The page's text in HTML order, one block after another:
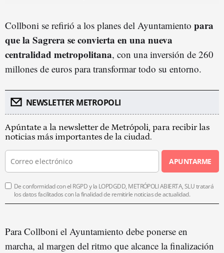
Collboni se refirió a los planes del Ayuntamiento para
que la Sagrera se convierta en una nueva
centralidad metropolitana, con una inversión de 260
millones de euros para transformar todo su entorno.
NEWSLETTER METROPOLI
Apúntate a la newsletter de Metrópoli, para recibir las
noticias más importantes de la ciudad.
APUNTARME
De conformidad con el RGPD y la LOPDGDD, METRÓPOLI ABIERTA, SLU tratará
los datos facilitados con la finalidad de remitirle noticias de actualidad.
Para Collboni el Ayuntamiento debe ponerse en
marcha, al margen del ritmo que alcance la finalización